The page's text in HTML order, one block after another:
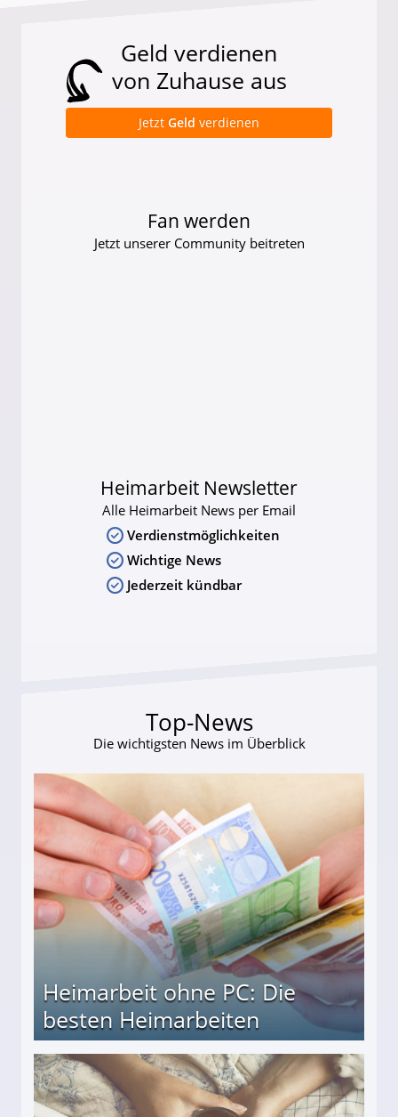
Geld verdienen
von Zuhause aus
Jetzt Geld verdienen
Fan werden
Jetzt unserer Community beitreten
Heimarbeit Newsletter
Alle Heimarbeit News per Email
Verdienstmöglichkeiten
Wichtige News
Jederzeit kündbar
Top-News
Die wichtigsten News im Überblick
Heimarbeit ohne PC: Die
besten Heimarbeiten